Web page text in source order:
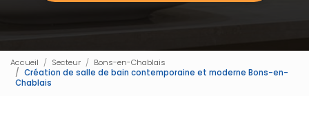
Accueil Secteur
Bons-en-Chablais
Création de salle de bain contemporaine et moderne Bons-en-
Chablais